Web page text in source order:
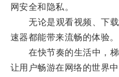
网安全和隐私。
无论是观看视频、下载
速器都能带来流畅的体验。
在快节奏的生活中，梯
让用户畅游在网络的世界